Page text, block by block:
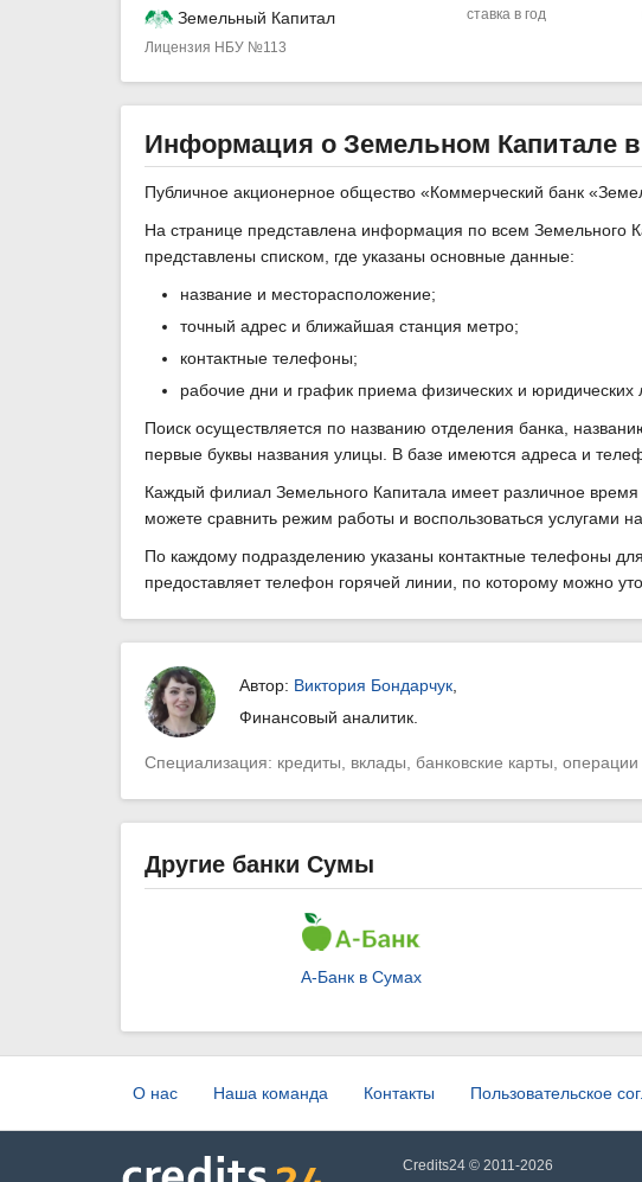
Земельный Капитал
Лицензия НБУ №113
ставка в год
Информация о Земельном Капитале
Публичное акционерное общество «Коммерческий банк
На странице представлена информация по всем Земельного
представлены списком, где указаны основные данные:
название и месторасположение;
точный адрес и ближайшая станция метро;
контактные телефоны;
рабочие дни и график приема физических и юридических
Поиск осуществляется по названию отделения банка,
первые буквы названия улицы. В базе имеются адреса и
Каждый филиал Земельного Капитала имеет различное время
можете сравнить режим работы и воспользоваться услугами
По каждому подразделению указаны контактные телефоны
предоставляет телефон горячей линии, по которому можно
Автор: Виктория Бондарчук
Финансовый аналитик.
Специализация: кредиты, вклады, банковские карты,
Другие банки Сумы
А-Банк в Сумах
О нас Наша команда Контакты Пользовательское
Credits24 © 2011-2026